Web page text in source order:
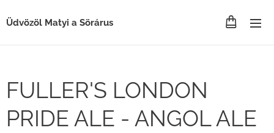
Üdvözöl Matyi a Sörárus
FULLER'S LONDON
PRIDE ALE - ANGOL ALE